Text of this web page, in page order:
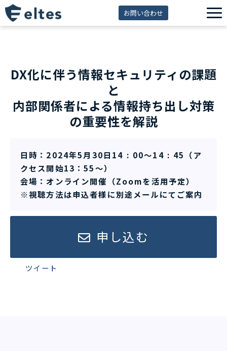
お問い合わせ
セミナー
資料ダウンロード
導入事例
DX化に伴う情報セキュリティの課題
と
内部関係者による情報持ち出し対策
の重要性を解説
日時：2024年5月30日14 : 00～14 : 45（ア
クセス開始13：55～）
会場：オンライン開催（Zoomを活用予定）
※視聴方法は申込者様に別途メールにてご案内
申し込む
ツイート